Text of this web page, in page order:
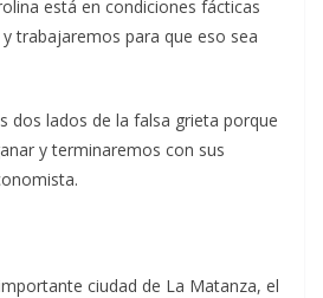
está en condiciones fácticas
trabajaremos para que eso sea
dos lados de la falsa grieta porque
y terminaremos con sus
ciudad de La Matanza, el